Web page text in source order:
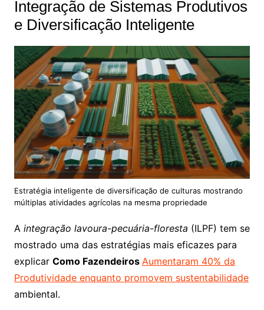
Integração de Sistemas Produtivos
e Diversificação Inteligente
Estratégia inteligente de diversificação de culturas mostrando
múltiplas atividades agrícolas na mesma propriedade
A integração lavoura-pecuária-floresta (ILPF) tem se
mostrado uma das estratégias mais eficazes para
explicar Como Fazendeiros Aumentaram 40% da
Produtividade enquanto promovem sustentabilidade
ambiental.